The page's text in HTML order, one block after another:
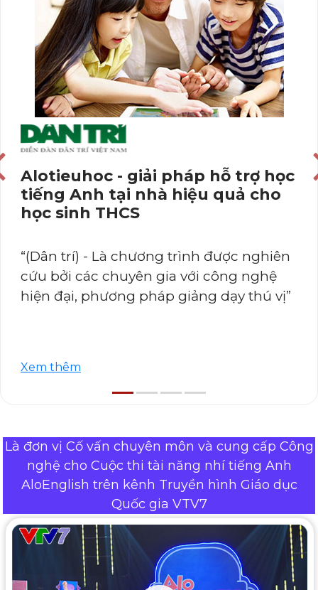
Alotieuhoc - giải pháp hỗ trợ học
tiếng Anh tại nhà hiệu quả cho
học sinh THCS
“(Dân trí) - Là chương trình được nghiên
cứu bởi các chuyên gia với công nghệ
hiện đại, phương pháp giảng dạy thú vị”
Xem thêm
Là đơn vị Cố vấn chuyên môn và cung cấp Công
nghệ cho Cuộc thi tài năng nhí tiếng Anh
AloEnglish trên kênh Truyền hình Giáo dục
Quốc gia VTV7